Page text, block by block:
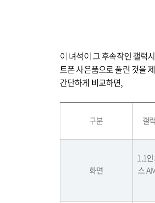
이 녀석이 그 후속작인 갤럭
트폰 사은품으로 풀린 것을
간단하게 비교하면,
구분 갤
화면
1.1
스